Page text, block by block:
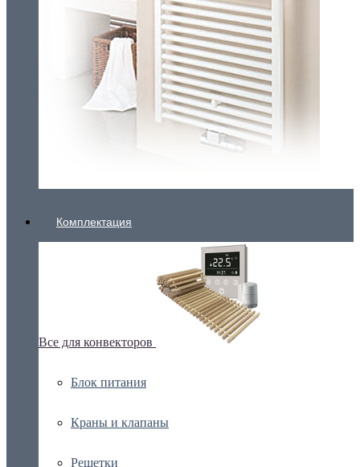
Комплектация
Все для конвекторов
Блок питания
Краны и клапаны
Решетки